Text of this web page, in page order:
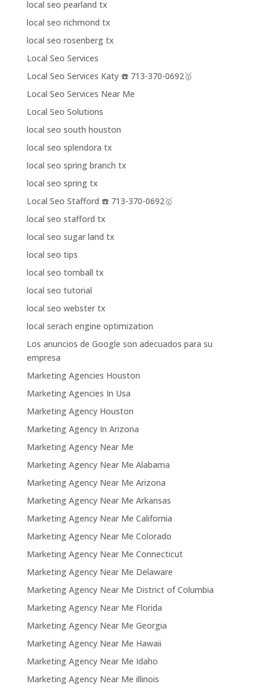
local seo pearland tx
local seo richmond tx
local seo rosenberg tx
Local Seo Services
Local Seo Services Katy ☎️ 713-370-0692🥇
Local Seo Services Near Me
Local Seo Solutions
local seo south houston
local seo splendora tx
local seo spring branch tx
local seo spring tx
Local Seo Stafford ☎️ 713-370-0692🥇
local seo stafford tx
local seo sugar land tx
local seo tips
local seo tomball tx
local seo tutorial
local seo webster tx
local serach engine optimization
Los anuncios de Google son adecuados para su
empresa
Marketing Agencies Houston
Marketing Agencies In Usa
Marketing Agency Houston
Marketing Agency In Arizona
Marketing Agency Near Me
Marketing Agency Near Me Alabama
Marketing Agency Near Me Arizona
Marketing Agency Near Me Arkansas
Marketing Agency Near Me California
Marketing Agency Near Me Colorado
Marketing Agency Near Me Connecticut
Marketing Agency Near Me Delaware
Marketing Agency Near Me District of Columbia
Marketing Agency Near Me Florida
Marketing Agency Near Me Georgia
Marketing Agency Near Me Hawaii
Marketing Agency Near Me Idaho
Marketing Agency Near Me illinois